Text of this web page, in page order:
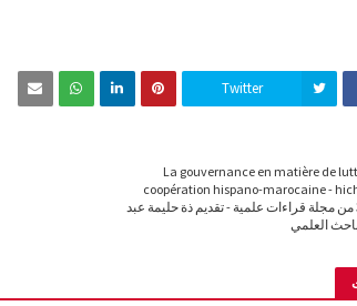
Twitter
La gouvernance en matière de
coopération hispano-marocaine -
Mohamed Tlidi - العدد 38 من مجلة قراءات علمية - تقديم ذة حليمة عبد
العلمي